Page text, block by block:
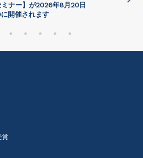
ミナー】が2026年8⽉20⽇
開催されます
賞